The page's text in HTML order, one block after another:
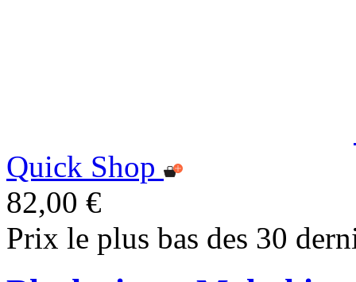
Quick Shop
82,00 €
Prix le plus bas des 30